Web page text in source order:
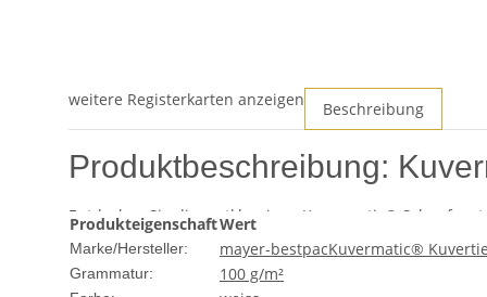
weitere Registerkarten anzeigen Beschreibung
Produktbeschreibung:
Entdecken Sie die erstklassigen Kuvermatic®
für Geschäfts- und Privatkunden, die Wert auf Qualität
Möglichkeit, Ihre Korrespondenz stilvoll zu präsentieren.
ProdukteigenschaftWert
Marke/Hersteller: mayer-bestpacKuvermatic®
Grammatur: 100 g/m²